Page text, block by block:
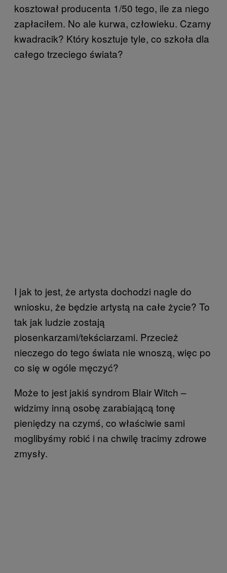
kosztował producenta 1/50 tego, ile za niego
zapłaciłem. No ale kurwa, człowieku. Czarny
kwadracik? Który kosztuje tyle, co szkoła dla
całego trzeciego świata?
I jak to jest, że artysta dochodzi nagle do
wniosku, że będzie artystą na całe życie? To
tak jak ludzie zostają
piosenkarzami/tekściarzami. Przecież
nieczego do tego świata nie wnoszą, więc po
co się w ogóle męczyć?
Może to jest jakiś syndrom Blair Witch –
widzimy inną osobę zarabiającą tonę
pieniędzy na czymś, co właściwie sami
moglibyśmy robić i na chwilę tracimy zdrowe
zmysły.